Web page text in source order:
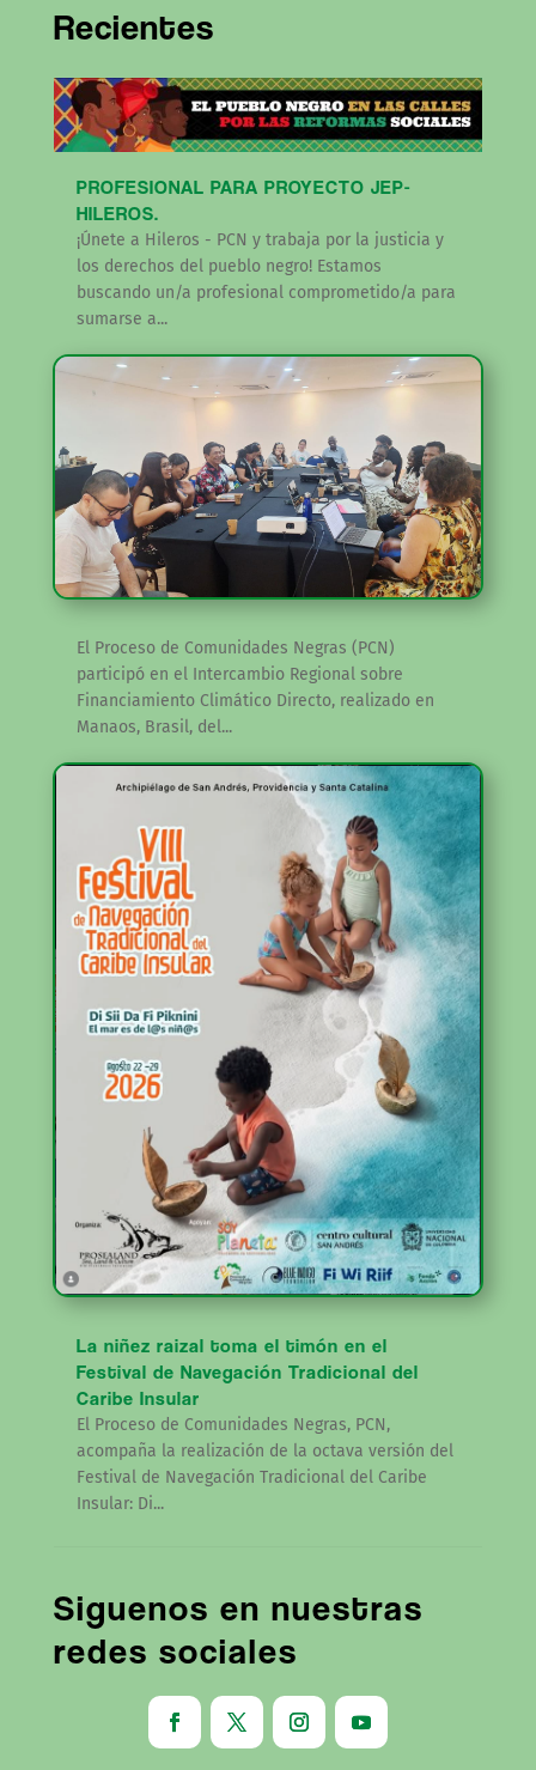
Recientes
PROFESIONAL PARA PROYECTO JEP-
HILEROS.
¡Únete a Hileros - PCN y trabaja por la justicia y
los derechos del pueblo negro! Estamos
buscando un/a profesional comprometido/a para
sumarse a...
El Proceso de Comunidades Negras (PCN)
participó en el Intercambio Regional sobre
Financiamiento Climático Directo, realizado en
Manaos, Brasil, del...
La niñez raizal toma el timón en el
Festival de Navegación Tradicional del
Caribe Insular
El Proceso de Comunidades Negras, PCN,
acompaña la realización de la octava versión del
Festival de Navegación Tradicional del Caribe
Insular: Di...
Siguenos en nuestras
redes sociales